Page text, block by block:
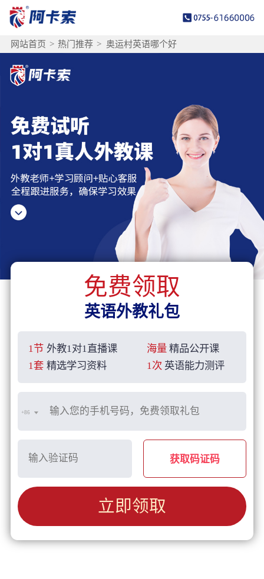
网站首页 > 热门推荐 > 奥运村英语哪个好
免费领取
英语外教礼包
1节 外教1对1直播课 海量 精品公开课
1套 精选学习资料 1次 英语能力测评
+86
获取码证码
立即领取